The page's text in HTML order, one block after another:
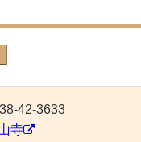
42-3633
寺